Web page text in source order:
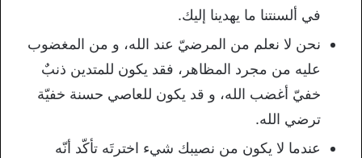
في ألسنتنا ما يهدينا إليك.
نحن لا نعلم من المرضيّ عند الله، و من المغضوب
عليه من مجرد المظاهر، فقد يكون للمتدين ذنبٌ
خفيّ أغضب الله، و قد يكون للعاصي حسنة خفيّة
ترضي الله.
عندما لا يكون من نصيبك شيء اخترتَه تأكّد أنّه